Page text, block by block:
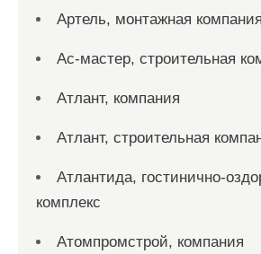
Артель, монтажная компания
Ас-мастер, строительная
Атлант, компания
Атлант, строительная
Атлантида, гостинично-
комплекс
Атомпромстрой, компания